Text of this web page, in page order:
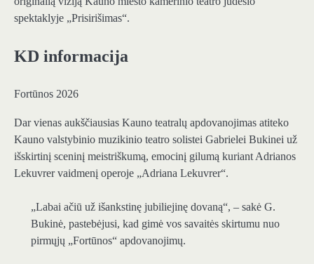
spektaklyje „Prisirišimas“.
KD informacija
Fortūnos 2026
Dar vienas aukščiausias Kauno teatralų apdovanojimas atiteko
Kauno valstybinio muzikinio teatro solistei Gabrielei Bukinei už
išskirtinį sceninį meistriškumą, emocinį gilumą kuriant Adrianos
Lekuvrer vaidmenį operoje „Adriana Lekuvrer“.
„Labai ačiū už išankstinę jubiliejinę dovaną“, – sakė G.
Bukinė, pastebėjusi, kad gimė vos savaitės skirtumu nuo
pirmųjų „Fortūnos“ apdovanojimų.